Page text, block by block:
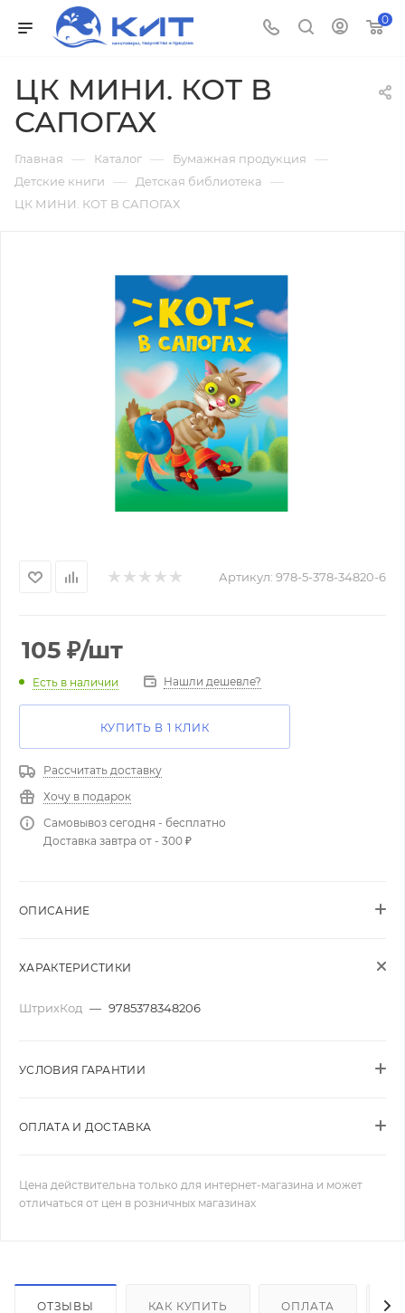
0
ЦК МИНИ. КОТ В
САПОГАХ
Главная — Каталог — Бумажная продукция —
Детские книги — Детская библиотека —
ЦК МИНИ. КОТ В САПОГАХ
Артикул: 978-5-378-34820-6
105 ₽/шт
Есть в наличии Нашли дешевле?
КУПИТЬ В 1 КЛИК
Рассчитать доставку
Хочу в подарок
Самовывоз сегодня - бесплатно
Доставка завтра от - 300 ₽
ОПИСАНИЕ
ХАРАКТЕРИСТИКИ
ШтрихКод — 9785378348206
УСЛОВИЯ ГАРАНТИИ
ОПЛАТА И ДОСТАВКА
Цена действительна только для интернет-магазина и может
отличаться от цен в розничных магазинах
ОТЗЫВЫ КАК КУПИТЬ ОПЛАТА